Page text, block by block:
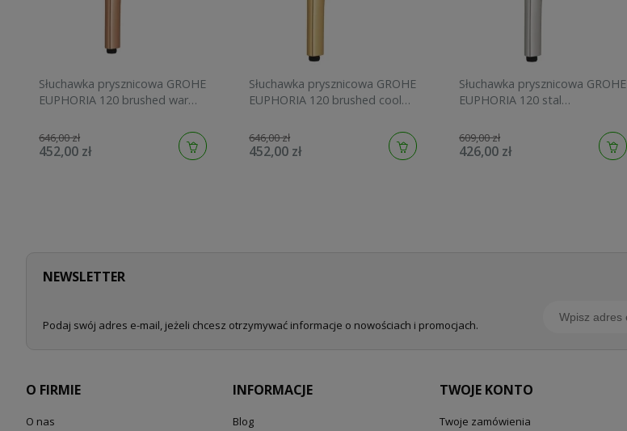
Słuchawka prysznicowa GROHE
EUPHORIA 120 brushed warm
646,00 zł
452,00 zł
Słuchawka prysznicowa GROHE
EUPHORIA 120 brushed cool
646,00 zł
452,00 zł
Słuchawka prysznicowa GROHE
EUPHORIA 120 stal
609,00 zł
426,00 zł
NEWSLETTER
Podaj swój adres e-mail, jeżeli chcesz otrzymywać informacje o nowościach i promocjach.
O FIRMIE
O nas
INFORMACJE
Blog
TWOJE KONTO
Twoje zamówienia